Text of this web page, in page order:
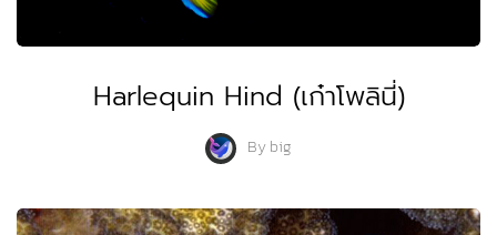
Harlequin Hind (เก๋าโพลินี่)
Bybig